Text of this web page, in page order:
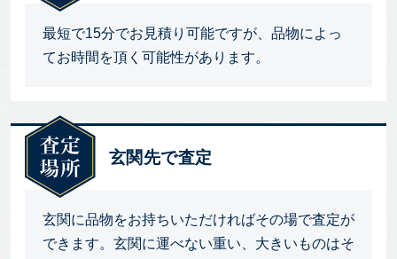
最短で15分でお見積り可能ですが、品物によっ
てお時間を頂く可能性があります。
玄関先で査定
玄関に品物をお持ちいただければその場で査定が
できます。玄関に運べない重い、大きいものはそ